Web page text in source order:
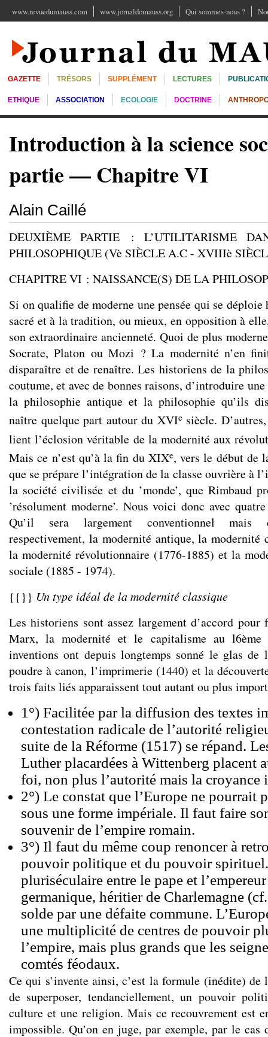
www.revuedumauss.com www.jornaldomauss.org Qui sommes-nous ?
GAZETTE TRÉSORS SUPPLÉMENT LECTURES
ETHIQUE ASSOCIATION ECOLOGIE DOCTRINE
Introduction à la science
partie — Chapitre VI
Alain Caillé
DEUXIÈME PARTIE : L’UTILITARISME
PHILOSOPHIQUE (Vè SIÈCLE A.C - XVIIIè
CHAPITRE VI : NAISSANCE(S) DE LA
Si on qualifie de moderne une pensée qui se déploie
sacré et à la tradition, ou mieux, en opposition à
son extraordinaire ancienneté. Quoi de plus
Socrate, Platon ou Mozi ? La modernité n’en
disparaître et de renaître. Les historiens de la
coutume, et avec de bonnes raisons, d’introduire
la philosophie antique et la philosophie qu’ils
naître quelque part autour du XVIesiècle.
lient l’éclosion véritable de la modernité aux
Mais ce n’est qu’à la fin du XIXe, vers le début de
que se prépare l’intégration de la classe ouvrière à
la société civilisée et du ’monde’, que Rimbaud
’résolument moderne’. Nous voici donc avec
Qu’il sera largement conventionnel mais
respectivement, la modernité antique, la modernité
la modernité révolutionnaire (1776-1885) et la
sociale (1885 - 1974).
{{}} Un type idéal de la modernité classique
Les historiens sont assez largement d’accord pour
Marx, la modernité et le capitalisme au l6ème
inventions ont depuis longtemps sonné le glas
poudre à canon, l’imprimerie (1440) et la
trois faits liés apparaissent tout autant ou plus
1°) Facilitée par la diffusion des textes
contestation radicale de l’autorité
suite de la Réforme (1517) se répand.
Luther placardées à Wittenberg placent
foi, non plus l’autorité mais la
2°) Le constat que l’Europe ne pourrait
sous une forme impériale. Il faut faire
souvenir de l’empire romain.
3°) Il faut du même coup renoncer à
pouvoir politique et du pouvoir
pluriséculaire entre le pape et
germanique, héritier de Charlemagne
solde par une défaite commune.
une multiplicité de centres de pouvoir
l’empire, mais plus grands que les
comtés féodaux.
Ce qui s’invente ainsi, c’est la formule (inédite) de
de superposer, tendanciellement, un pouvoir
culture et une religion. Mais ce recouvrement est
impossible. Qu’on en juge, par exemple, par le